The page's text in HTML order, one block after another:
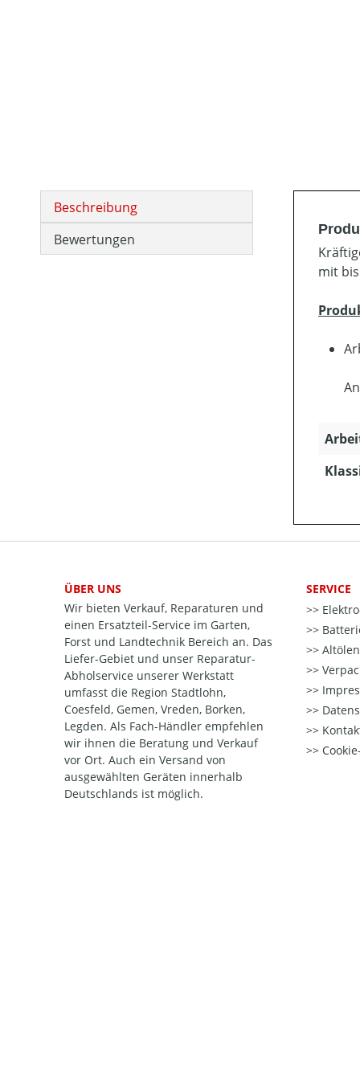
Beschreibung
Bewertungen
mit
ÜBER UNS
Wir bieten Verkauf, Reparaturen und
einen Ersatzteil-Service im Garten,
Forst und Landtechnik Bereich an. Das
Liefer-Gebiet und unser Reparatur-
Abholservice unserer Werkstatt
umfasst die Region Stadtlohn,
Coesfeld, Gemen, Vreden, Borken,
Legden. Als Fach-Händler empfehlen
wir ihnen die Beratung und Verkauf
vor Ort. Auch ein Versand von
ausgewählten Geräten innerhalb
Deutschlands ist möglich.
SERVICE